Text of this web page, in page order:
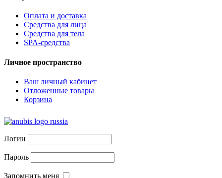
Оплата и доставка
Средства для лица
Средства для тела
SPA-средства
Личное пространство
Ваш личный кабинет
Отложенные товары
Корзина
Логин
Пароль
Запомнить меня